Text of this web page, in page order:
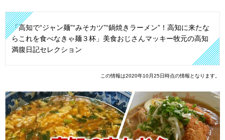
「高知で“ジャン麺”“みそカツ”“鍋焼きラーメン”！高知に来たな
らこれを食べなきゃ麺３杯」美食おじさんマッキー牧元の高知
満腹日記セレクション
この情報は2020年10月25日時点の情報となります。